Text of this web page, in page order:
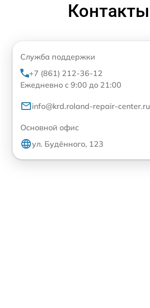
Контакты
Служба поддержки
+7 (861) 212-36-12
Ежедневно с 9:00 до 21:00
info@krd.roland-repair-center.ru
Основной офис
ул. Будённого, 123